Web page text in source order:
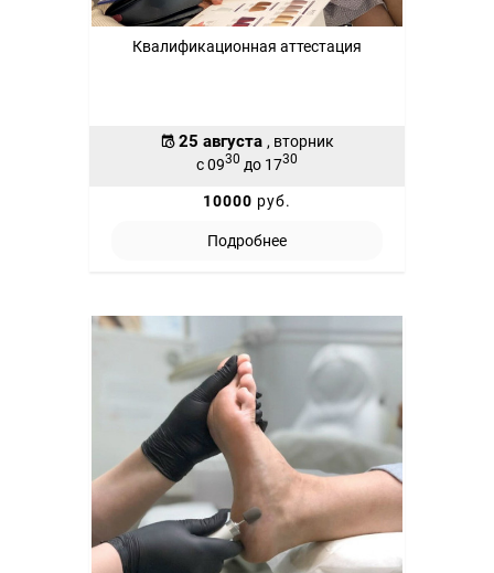
Квалификационная аттестация
25 августа , вторник
с 0930 до 1730
10000 руб.
Подробнее